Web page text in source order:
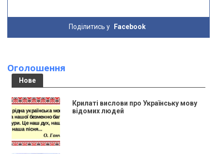
Поділитись у Facebook
Оголошення
Нове
Крилаті вислови про Українську мову
відомих людей